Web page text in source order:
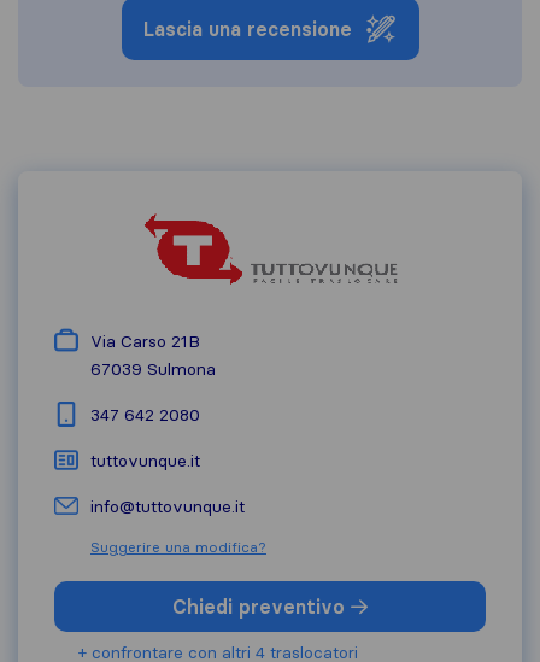
Lascia una recensione
Via Carso 21B
67039 Sulmona
347 642 2080
tuttovunque.it
info@tuttovunque.it
Suggerire una modifica?
Chiedi preventivo
+ confrontare con altri 4 traslocatori